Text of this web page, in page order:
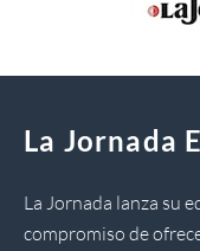
La Jornada
La Jornada lanza su
compromiso de